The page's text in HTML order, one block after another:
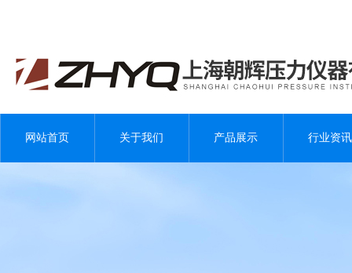
网站首页 关于我们 产品展示 行业资讯